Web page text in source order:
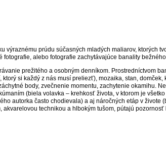
výraznému prúdu súčasných mladých maliarov, ktorých
alebo fotografie zachytávajúce banality
prežitého a osobným denníkom. Prostredníctvom
si každý z nás musí preliezť), mozaika, stan,
body, zvečnenie momentu, zachytenie
(biela volavka – krehkosť života, v ktorom je
autorka často chodievala) a aj náročných etáp v
technikou a hlbokým tušom, pútajú